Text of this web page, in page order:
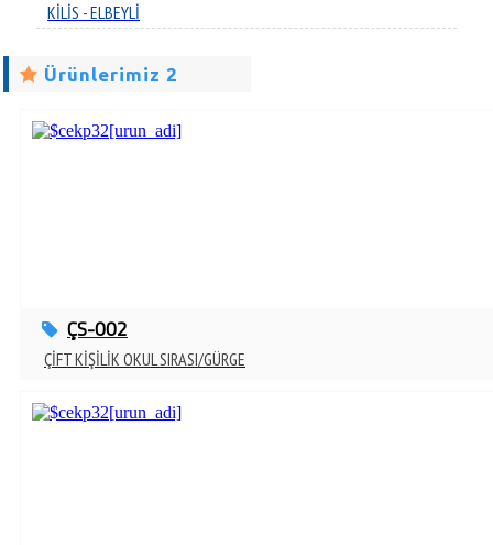
KİLİS - ELBEYLİ
Ürünlerimiz 2
ÇS-002
ÇİFT KİŞİLİK OKUL SIRASI/GÜRGE